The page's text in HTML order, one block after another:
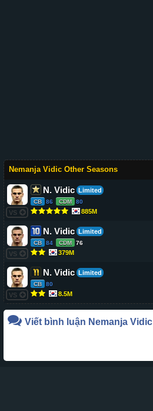
Nemanja Vidic Other Seasons
VS
N. Vidic Limited
CB 86 CDM 80
885M
VS
N. Vidic Limited
CB 84 CDM 76
379M
VS
N. Vidic Limited
CB 80
8.5M
Viết bình luận Nemanja Vidic